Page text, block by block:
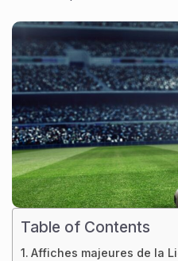
Table of Contents
Affiches majeures de la